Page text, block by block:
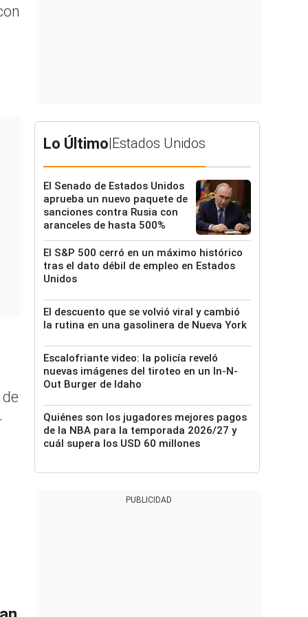
Lo Último|Estados Unidos
El Senado de Estados Unidos
aprueba un nuevo paquete de
sanciones contra Rusia con
aranceles de hasta 500%
El S&P 500 cerró en un máximo histórico
tras el dato débil de empleo en Estados
Unidos
El descuento que se volvió viral y cambió
la rutina en una gasolinera de Nueva York
Escalofriante video: la policía reveló
nuevas imágenes del tiroteo en un In-N-
Out Burger de Idaho
Quiénes son los jugadores mejores pagos
de la NBA para la temporada 2026/27 y
cuál supera los USD 60 millones
PUBLICIDAD